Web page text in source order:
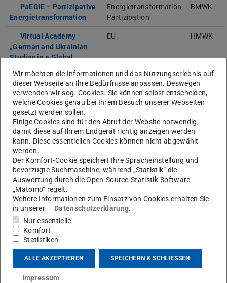
PaEGIE − Partizipative
Energietransformation
Energietransformation,
Partizipation
BMWK
Virtual Academy
„German and Ukrainian
Studies in a Global
Ideas and Challenges”
EU HMWK
Jean Monnet Centre of
Excellence: EU@School
Regieren im
Mehrebenensystem,
Energietransformation
EU/
Kopernikus Phase II:
Ariadne
Cost Action: EU Foreign
Policy Facing New
Realities
EU Außenpolitik
Jean Monnet Network
on EU-Canada Relations
Darmstadt
Soziotechnische
Wir möchten die Informationen und das Nutzungserlebnis auf
dieser Webseite an Ihre Bedürfnisse anpassen. Deswegen
verwenden wir sog. Cookies. Sie können selbst entscheiden,
welche Cookies genau bei Ihrem Besuch unserer Webseiten
gesetzt werden sollen.
Einige Cookies sind für den Abruf der Website notwendig,
damit diese auf Ihrem Endgerät richtig anzeigen werden
kann. Diese essentiellen Cookies können nicht abgewählt
werden.
Der Komfort-Cookie speichert Ihre Spracheinstellung und
bevorzugte Suchmaschine, während „Statistik“ die
Auswertung durch die Open-Source-Statistik-Software
„Matomo“ regelt.
Weitere Informationen zum Einsatz von Cookies erhalten Sie
in unserer
Datenschutzerklärung.
Nur essentielle
Komfort
Statistiken
ALLE AKZEPTIEREN SPEICHERN & SCHLIESSEN
Impressum